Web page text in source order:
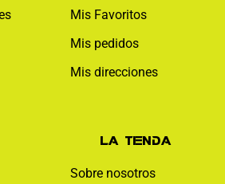
Mis Favoritos
Mis pedidos
Mis direcciones
La tienda
Sobre nosotros